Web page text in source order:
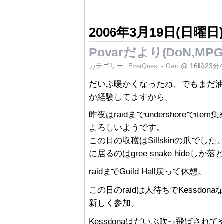
2006年3月19日(日曜日
Povarだより
カテゴリー: EverQuest - Gan @ 16時23分
だいぶ暖かくなったね、でもまだ
か経験してますから。
昨夜はraidまでundershoreでitem
よろしいようです。
この日の収穫はSillskinの爪でした
に居るのはgree snake hideしか落
raidまでGuild Hall戻って休憩。
この日のraidは人待ちでKessdona
新しく参加。
Kessdonaはだいぶ吹っ飛ばされ